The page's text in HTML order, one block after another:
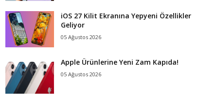
iOS 27 Kilit Ekranına Yepyeni Özellikler
Geliyor
05 Ağustos 2026
Apple Ürünlerine Yeni Zam Kapıda!
05 Ağustos 2026